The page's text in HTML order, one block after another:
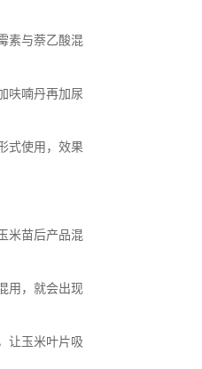
素与萘乙酸混
呋喃丹再加尿
式使用，效果
米苗后产品混
用，就会出现
让玉米叶片吸